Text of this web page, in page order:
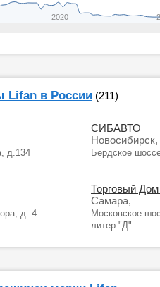
2020
Lifan в России (211)
д.134
СИБАВТО
Новосибирск,
Бердское
д. 4
Торговый
Самара,
Московское
литер "Д"